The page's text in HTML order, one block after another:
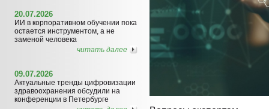
20.07.2026
ИИ в корпоративном обучении пока
остается инструментом, а не
заменой человека
читать далее
09.07.2026
Актуальные тренды цифровизации
здравоохранения обсудили на
конференции в Петербурге